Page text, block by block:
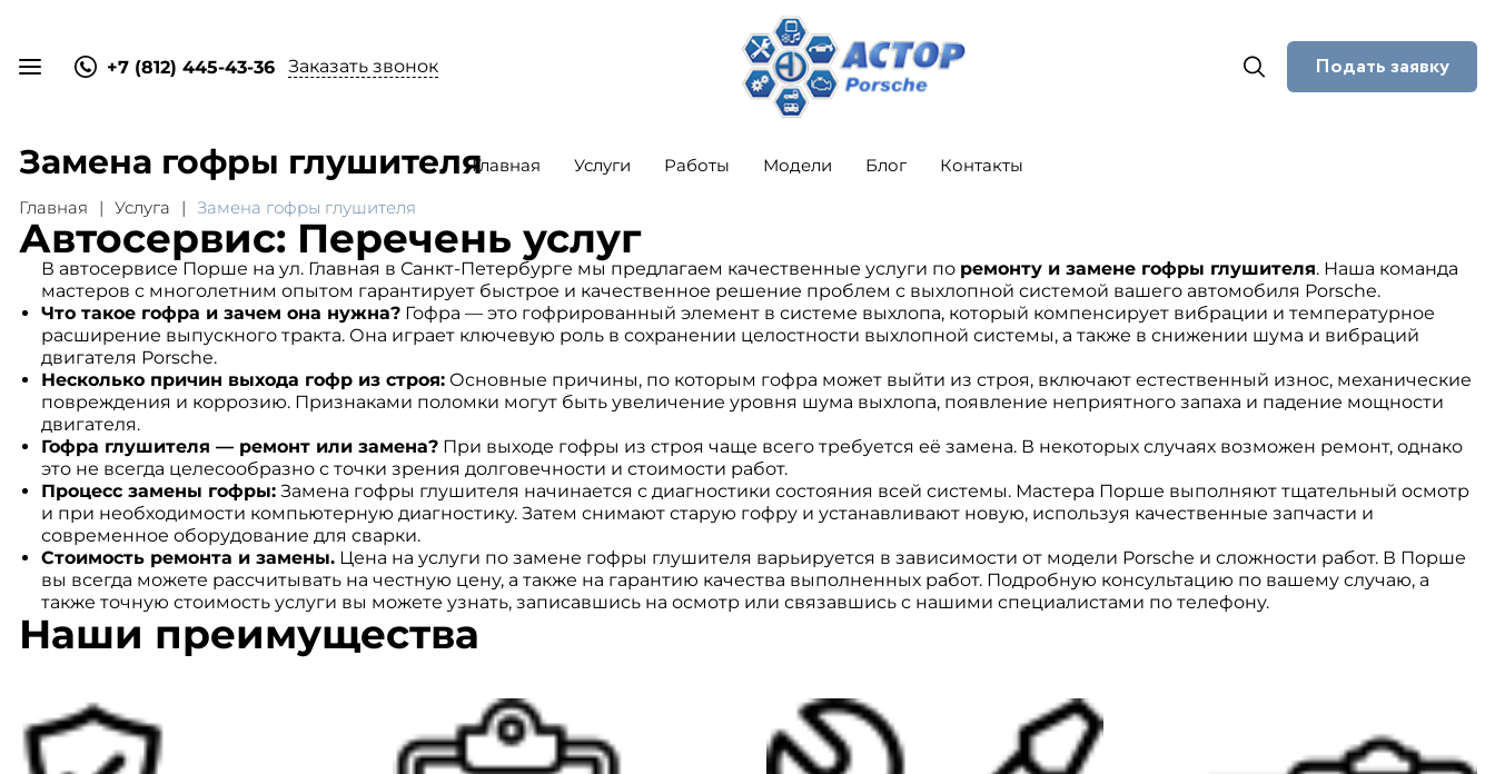
+7 (812) 445-43-36 Заказать звонок Подать заявку
Главная Услуги Работы Модели Блог Контакты
Замена гофры глушителя
Главная Услуга Замена гофры глушителя
Автосервис: Перечень услуг
В автосервисе Порше на ул. Главная в Санкт-Петербурге мы предлагаем качественные услуги по ремонту и замене гофры глушителя. Наша команда
мастеров с многолетним опытом гарантирует быстрое и качественное решение проблем с выхлопной системой вашего автомобиля Porsche.
Что такое гофра и зачем она нужна?Гофра — это гофрированный элемент в системе выхлопа, который компенсирует вибрации и температурное
расширение выпускного тракта. Она играет ключевую роль в сохранении целостности выхлопной системы, а также в снижении шума и вибраций
двигателя Porsche.
Несколько причин выхода гофр из строя:Основные причины, по которым гофра может выйти из строя, включают естественный износ, механические
повреждения и коррозию. Признаками поломки могут быть увеличение уровня шума выхлопа, появление неприятного запаха и падение мощности
двигателя.
Гофра глушителя — ремонт или замена?При выходе гофры из строя чаще всего требуется её замена. В некоторых случаях возможен ремонт, однако
это не всегда целесообразно с точки зрения долговечности и стоимости работ.
Процесс замены гофры:Замена гофры глушителя начинается с диагностики состояния всей системы. Мастера Порше выполняют тщательный осмотр
и при необходимости компьютерную диагностику. Затем снимают старую гофру и устанавливают новую, используя качественные запчасти и
современное оборудование для сварки.
Стоимость ремонта и замены.Цена на услуги по замене гофры глушителя варьируется в зависимости от модели Porsche и сложности работ. В Порше
вы всегда можете рассчитывать на честную цену, а также на гарантию качества выполненных работ. Подробную консультацию по вашему случаю, а
также точную стоимость услуги вы можете узнать, записавшись на осмотр или связавшись с нашими специалистами по телефону.
Наши преимущества